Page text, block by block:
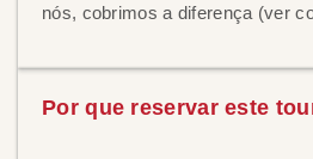
nós, cobrimos a diferença (ver
Por que reservar este